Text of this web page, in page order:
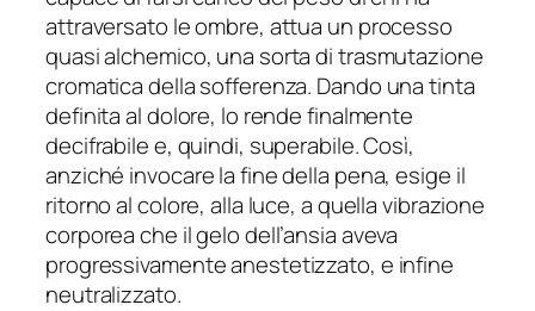
attraversato le ombre, attua un processo
quasi alchemico, una sorta di trasmutazione
cromatica della sofferenza. Dando una tinta
definita al dolore, lo rende finalmente
decifrabile e, quindi, superabile. Così,
anziché invocare la fine della pena, esige il
ritorno al colore, alla luce, a quella vibrazione
corporea che il gelo dell’ansia aveva
progressivamente anestetizzato, e infine
neutralizzato.